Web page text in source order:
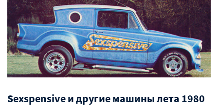
Sexspensive и другие машины лета 1980